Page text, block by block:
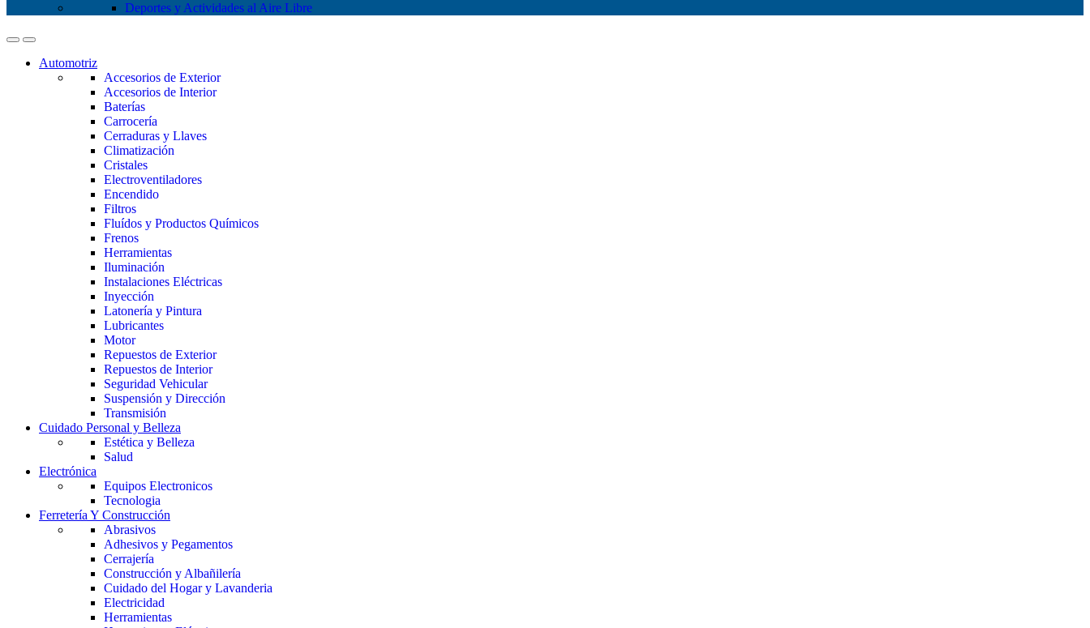
Deportes y Actividades al Aire Libre
Automotriz
Accesorios de Exterior
Accesorios de Interior
Baterías
Carrocería
Cerraduras y Llaves
Climatización
Cristales
Electroventiladores
Encendido
Filtros
Fluídos y Productos Químicos
Frenos
Herramientas
Iluminación
Instalaciones Eléctricas
Inyección
Latonería y Pintura
Lubricantes
Motor
Repuestos de Exterior
Repuestos de Interior
Seguridad Vehicular
Suspensión y Dirección
Transmisión
Cuidado Personal y Belleza
Estética y Belleza
Salud
Electrónica
Equipos Electronicos
Tecnologia
Ferretería Y Construcción
Abrasivos
Adhesivos y Pegamentos
Cerrajería
Construcción y Albañilería
Cuidado del Hogar y Lavanderia
Electricidad
Herramientas